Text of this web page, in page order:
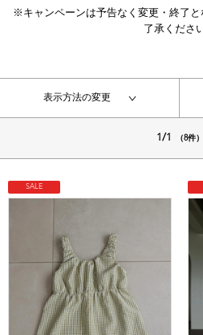
※キャンペーンは予告なく変更・終了
了承くださ
表示方法の変更
1/1 （8件）
SALE